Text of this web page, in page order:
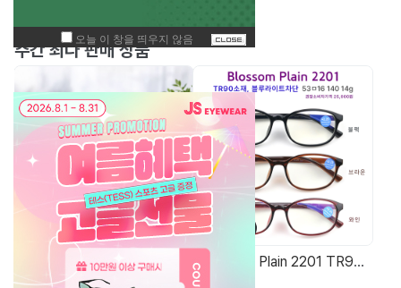
주간 최다 판매 상품
가방/케이스
고급 가죽 케이스
기능성안경
Blossom Plain 2201 TR90청광차단 돋보기(+0.25단위) 14g